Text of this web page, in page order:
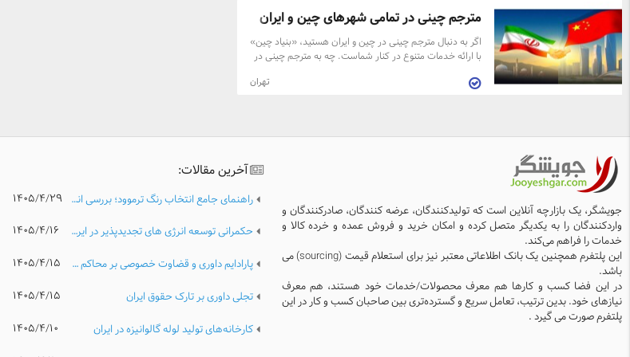
مترجم چینی در تمامی شهرهای چین و ایران
اگر به دنبال مترجم چینی در چین و ایران هستید، «بنیاد چین»
با ارائه خدمات متنوع در کنار شماست. چه به مترجم چینی در
شانگهای را داشته باشید، تیم ما آماده خدمت‌رسانی است.
پرجنب‌وجوش گوانگجو، حضور یک مترجم ماهر می‌تواند تفاوت
امکان را فراهم کرده‌ایم تا در هر مرحله از مذاکرات، خرید،
بازدید از کارخانه‌ها یا حضور در نمایشگاه‌های بین‌المللی،
کامل به زبان چینی و فارسی، با اصطلاحات تخصصی بازرگانی،
ایرانی را دارند. چه در جلسات رسمی با شرکت‌های چینی و چه
در بازدیدهای میدانی از بازار یا خط تولید، می‌توانید روی دقت،
مطمئن در گوانگجو هستید، خدمات مترجم چینی در گوانگجو
تهران
جویشگر، یک بازارچه آنلاین است که تولیدکنندگان، عرضه کنندگان، صادرکنندگان و
واردکنندگان را به یکدیگر متصل کرده و امکان خرید و فروش عمده و خرده کالا و
خدمات را فراهم می‌کند.
این پلتفرم همچنین یک بانک اطلاعاتی معتبر نیز برای استعلام قیمت (sourcing) می
باشد.
در این فضا کسب و کارها هم معرف محصولات/خدمات خود هستند، هم معرف
نیازهای خود. بدین ترتیب، تعامل سریع و گسترده‌تری بین صاحبان کسب و کار در این
پلتفرم صورت می گیرد .
آخرین مقالات:
راهنمای جامع انتخاب رنگ ترموود؛ بررسی انواع رنگ، کیفیت و نکات مهم پیش از خرید
۱۴۰۵/۴/۲۹
حکمرانی توسعه انرژی های تجدیدپذیر در ایران؛ تحلیل مدیریتی موانع نهادی، ریسک های سرمایه گذاری و الزامات گذار پایدار انرژی
۱۴۰۵/۴/۱۶
پارادایم داوری و قضاوت خصوصی بر محاکم عمومی
۱۴۰۵/۴/۱۵
تجلی داوری بر تارک حقوق ایران
۱۴۰۵/۴/۱۵
کارخانه‌های تولید لوله گالوانیزه در ایران
۱۴۰۵/۴/۱۰